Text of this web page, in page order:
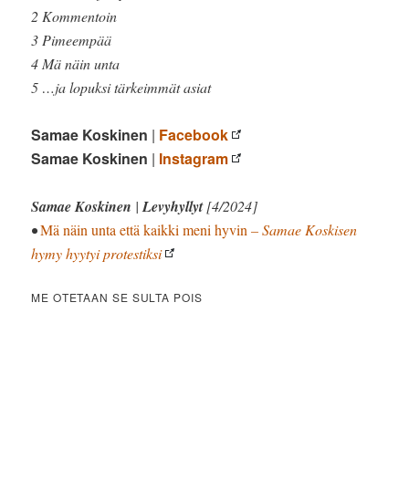
2 Kommentoin
3 Pimeempää
4 Mä näin unta
5 …ja lopuksi tärkeimmät asiat
Samae Koskinen | Facebook
Samae Koskinen | Instagram
Samae Koskinen |Levyhyllyt[4/2024]
•Mä näin unta että kaikki meni hyvin – Samae Koskisen
hymy hyytyi protestiksi
ME OTETAAN SE SULTA POIS